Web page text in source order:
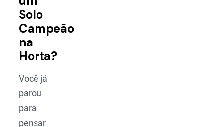
Solo
Campeão
na
Horta?
Você já
parou
para
pensar